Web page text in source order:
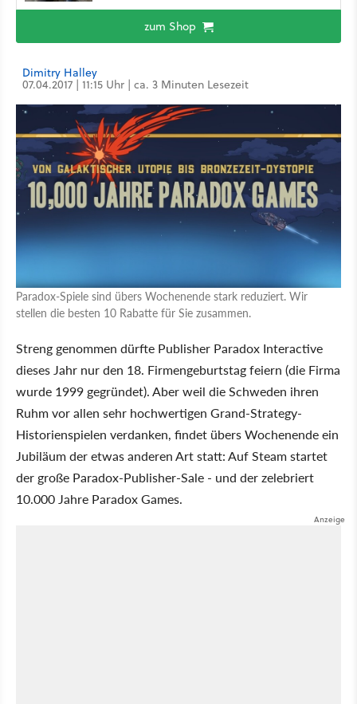
zum Shop
Dimitry Halley
07.04.2017 | 11:15 Uhr | ca. 3 Minuten Lesezeit
Paradox-Spiele sind übers Wochenende stark reduziert. Wir
stellen die besten 10 Rabatte für Sie zusammen.
Streng genommen dürfte Publisher Paradox Interactive
dieses Jahr nur den 18. Firmengeburtstag feiern (die Firma
wurde 1999 gegründet). Aber weil die Schweden ihren
Ruhm vor allen sehr hochwertigen Grand-Strategy-
Historienspielen verdanken, findet übers Wochenende ein
Jubiläum der etwas anderen Art statt: Auf Steam startet
der große Paradox-Publisher-Sale - und der zelebriert
10.000 Jahre Paradox Games.